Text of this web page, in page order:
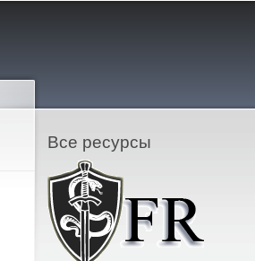
Все ресурсы